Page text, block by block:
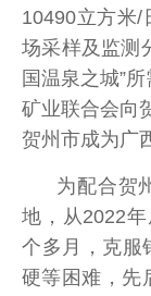
10490立方米/
场采样及监测
国温泉之城”
矿业联合会向
贺州市成为广
为配合贺
地，从2022
个多月，克服
硬等困难，先